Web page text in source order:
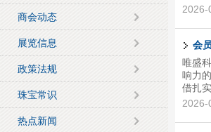
商会动态
展览信息
政策法规
珠宝常识
热点新闻
满。
手挑
305
心
2026-
会
唯盛
响力
借扎
品牌
感、
2026-